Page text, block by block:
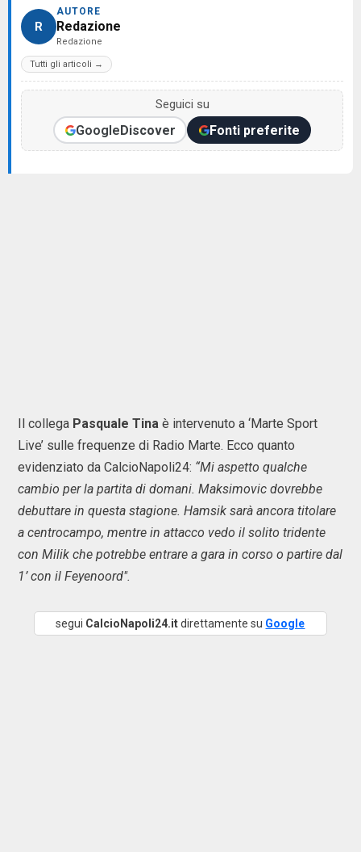
R
AUTORE
Redazione
Redazione
Tutti gli articoli →
Seguici su
GoogleDiscover Fonti preferite
Il collega Pasquale Tina è intervenuto a ‘Marte Sport
Live’ sulle frequenze di Radio Marte. Ecco quanto
evidenziato da CalcioNapoli24: “Mi aspetto qualche
cambio per la partita di domani. Maksimovic dovrebbe
debuttare in questa stagione. Hamsik sarà ancora titolare
a centrocampo, mentre in attacco vedo il solito tridente
con Milik che potrebbe entrare a gara in corso o partire dal
1’ con il Feyenoord".
segui CalcioNapoli24.itdirettamente su Google